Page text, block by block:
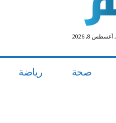
8, 2026
صحة رياضة